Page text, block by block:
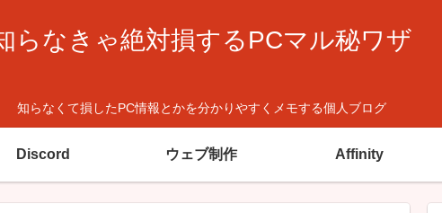
らなきゃ絶対損するPCマル秘ワザ
知らなくて損したPC情報とかを分かりやすくメモする個人ブログ
Discord ウェブ制作 Affinity